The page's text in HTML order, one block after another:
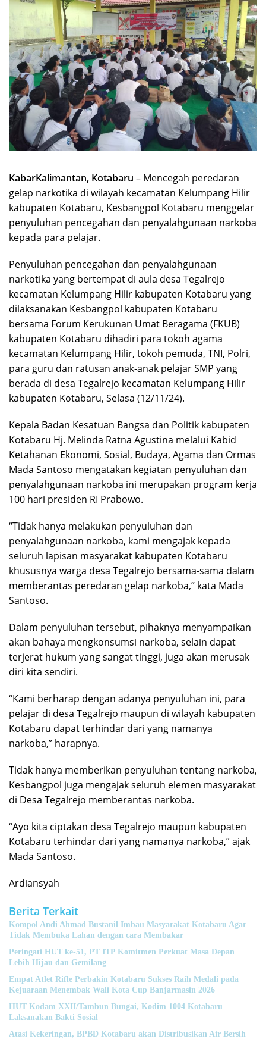
KabarKalimantan, Kotabaru – Mencegah peredaran
gelap narkotika di wilayah kecamatan Kelumpang Hilir
kabupaten Kotabaru, Kesbangpol Kotabaru menggelar
penyuluhan pencegahan dan penyalahgunaan narkoba
kepada para pelajar.
Penyuluhan pencegahan dan penyalahgunaan
narkotika yang bertempat di aula desa Tegalrejo
kecamatan Kelumpang Hilir kabupaten Kotabaru yang
dilaksanakan Kesbangpol kabupaten Kotabaru
bersama Forum Kerukunan Umat Beragama (FKUB)
kabupaten Kotabaru dihadiri para tokoh agama
kecamatan Kelumpang Hilir, tokoh pemuda, TNI, Polri,
para guru dan ratusan anak-anak pelajar SMP yang
berada di desa Tegalrejo kecamatan Kelumpang Hilir
kabupaten Kotabaru, Selasa (12/11/24).
Kepala Badan Kesatuan Bangsa dan Politik kabupaten
Kotabaru Hj. Melinda Ratna Agustina melalui Kabid
Ketahanan Ekonomi, Sosial, Budaya, Agama dan Ormas
Mada Santoso mengatakan kegiatan penyuluhan dan
penyalahgunaan narkoba ini merupakan program kerja
100 hari presiden RI Prabowo.
“Tidak hanya melakukan penyuluhan dan
penyalahgunaan narkoba, kami mengajak kepada
seluruh lapisan masyarakat kabupaten Kotabaru
khususnya warga desa Tegalrejo bersama-sama dalam
memberantas peredaran gelap narkoba,” kata Mada
Santoso.
Dalam penyuluhan tersebut, pihaknya menyampaikan
akan bahaya mengkonsumsi narkoba, selain dapat
terjerat hukum yang sangat tinggi, juga akan merusak
diri kita sendiri.
“Kami berharap dengan adanya penyuluhan ini, para
pelajar di desa Tegalrejo maupun di wilayah kabupaten
Kotabaru dapat terhindar dari yang namanya
narkoba,” harapnya.
Tidak hanya memberikan penyuluhan tentang narkoba,
Kesbangpol juga mengajak seluruh elemen masyarakat
di Desa Tegalrejo memberantas narkoba.
“Ayo kita ciptakan desa Tegalrejo maupun kabupaten
Kotabaru terhindar dari yang namanya narkoba,” ajak
Mada Santoso.
Ardiansyah
Berita Terkait
Kompol Andi Ahmad Bustanil Imbau Masyarakat Kotabaru Agar
Tidak Membuka Lahan dengan cara Membakar
Peringati HUT ke-51, PT ITP Komitmen Perkuat Masa Depan
Lebih Hijau dan Gemilang
Empat Atlet Rifle Perbakin Kotabaru Sukses Raih Medali pada
Kejuaraan Menembak Wali Kota Cup Banjarmasin 2026
HUT Kodam XXII/Tambun Bungai, Kodim 1004 Kotabaru
Laksanakan Bakti Sosial
Atasi Kekeringan, BPBD Kotabaru akan Distribusikan Air Bersih